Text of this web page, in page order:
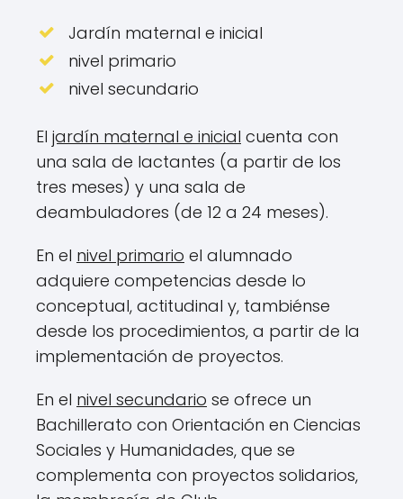
Jardín maternal e inicial
nivel primario
nivel secundario
El jardín maternal e inicial cuenta con
una sala de lactantes (a partir de los
tres meses) y una sala de
deambuladores (de 12 a 24 meses).
En el nivel primario el alumnado
adquiere competencias desde lo
conceptual, actitudinal y, tambiénse
desde los procedimientos, a partir de la
implementación de proyectos.
En el nivel secundario se ofrece un
Bachillerato con Orientación en Ciencias
Sociales y Humanidades, que se
complementa con proyectos solidarios,